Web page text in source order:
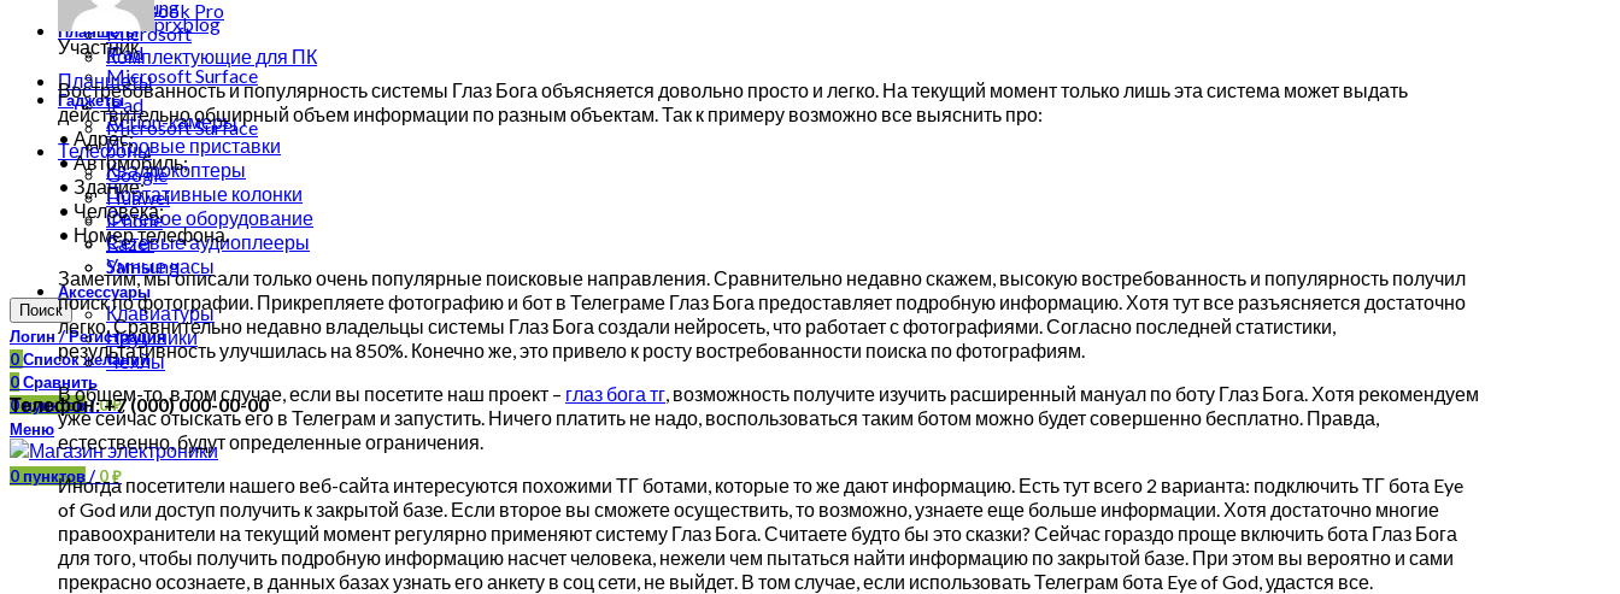
MacBook Pro
Microsoft
Комплектующие для ПК
Планшеты
iPad
Microsoft Surface
Телефоны
Google
Huawei
iPhone
Razer
Samsung
Поиск
Логин / Регистрация
0Список желаний
0Сравнить
0пунктов/0₽
Меню
0 пунктов/ 0₽
Samsung
Планшеты
iPad
Microsoft Surface
Гаджеты
Action-камеры
Игровые приставки
Квадрокоптеры
Портативные колонки
Сетевое оборудование
Сетевые аудиоплееры
Умные часы
Аксессуары
Клавиатуры
Наушники
Чехлы
Телефон: +7 (000) 000-00-00
prxblog
Участник
Востребованность и популярность системы Глаз Бога объясняется довольно просто и легко. На текущий момент только лишь эта система может выдать
действительно обширный объем информации по разным объектам. Так к примеру возможно все выяснить про:
• Адрес;
• Автомобиль;
• Здание;
• Человека;
• Номер телефона.
Заметим, мы описали только очень популярные поисковые направления. Сравнительно недавно скажем, высокую востребованность и популярность получил
поиск по фотографии. Прикрепляете фотографию и бот в Телеграме Глаз Бога предоставляет подробную информацию. Хотя тут все разъясняется достаточно
легко. Сравнительно недавно владельцы системы Глаз Бога создали нейросеть, что работает с фотографиями. Согласно последней статистики,
результативность улучшилась на 850%. Конечно же, это привело к росту востребованности поиска по фотографиям.
В общем-то, в том случае, если вы посетите наш проект – глаз бога тг, возможность получите изучить расширенный мануал по боту Глаз Бога. Хотя рекомендуем
уже сейчас отыскать его в Телеграм и запустить. Ничего платить не надо, воспользоваться таким ботом можно будет совершенно бесплатно. Правда,
естественно, будут определенные ограничения.
Иногда посетители нашего веб-сайта интересуются похожими ТГ ботами, которые то же дают информацию. Есть тут всего 2 варианта: подключить ТГ бота Eye
of God или доступ получить к закрытой базе. Если второе вы сможете осуществить, то возможно, узнаете еще больше информации. Хотя достаточно многие
правоохранители на текущий момент регулярно применяют систему Глаз Бога. Считаете будто бы это сказки? Сейчас гораздо проще включить бота Глаз Бога
для того, чтобы получить подробную информацию насчет человека, нежели чем пытаться найти информацию по закрытой базе. При этом вы вероятно и сами
прекрасно осознаете, в данных базах узнать его анкету в соц сети, не выйдет. В том случае, если использовать Телеграм бота Eye of God, удастся все.